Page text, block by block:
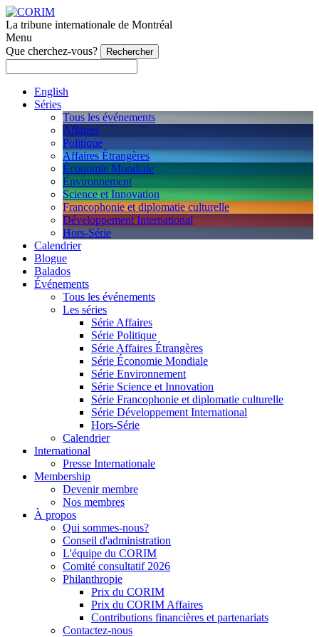
La tribune internationale de Montréal
Menu
Que cherchez-vous?
English
Séries
Tous les événements
Affaires
Politique
Affaires Étrangères
Économie Mondiale
Environnement
Science et Innovation
Francophonie et diplomatie culturelle
Développement International
Hors-Série
Calendrier
Blogue
Balados
Événements
Tous les événements
Les séries
Série Affaires
Série Politique
Série Affaires Étrangères
Série Économie Mondiale
Série Environnement
Série Science et Innovation
Série Francophonie et diplomatie culturelle
Série Développement International
Hors-Série
Calendrier
International
Presse Internationale
Membership
Devenir membre
Nos membres
À propos
Qui sommes-nous?
Conseil d'administration
L'équipe du CORIM
Comité consultatif 2026
Philanthropie
Prix du CORIM
Prix du CORIM Affaires
Contributions financières et partenariats
Contactez-nous